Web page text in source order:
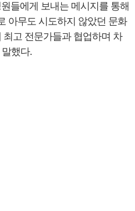
들에게 보내는 메시지를 통해
아무도 시도하지 않았던 문화
고 전문가들과 협업하며 차
했다.